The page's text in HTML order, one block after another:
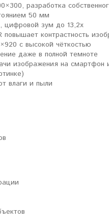
разработка
50 мм
цифровой зум до 13,2x
контрастность
с высокой чёткостью
даже в полной темноте
изображения на смартфон
влаги и пыли